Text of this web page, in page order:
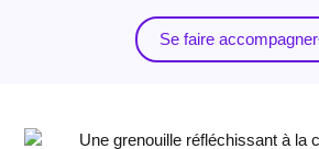
Se faire accompagner